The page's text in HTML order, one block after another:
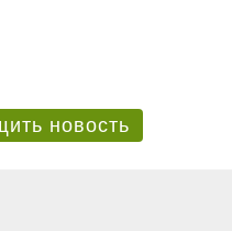
новость